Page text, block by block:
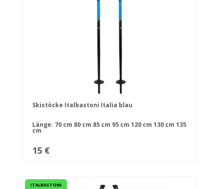
Skistöcke Italbastoni Italia blau
Länge: 70 cm 80 cm 85 cm 95 cm 120 cm 130 cm 135
cm
15 €
ITALBASTONI